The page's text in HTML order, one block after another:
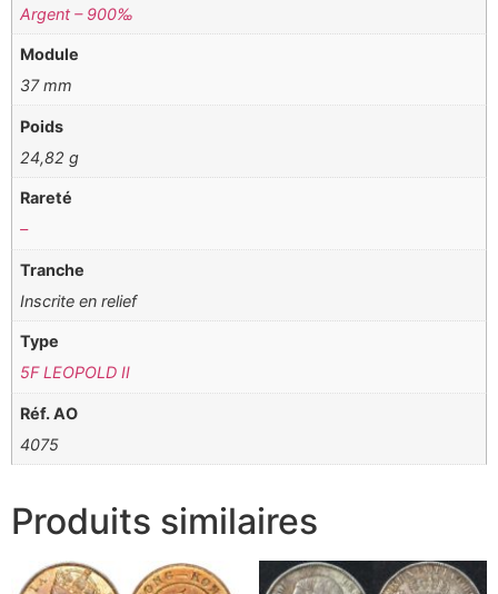
Argent – 900‰
Module
37 mm
Poids
24,82 g
Rareté
–
Tranche
Inscrite en relief
Type
5F LEOPOLD II
Réf. AO
4075
Produits similaires